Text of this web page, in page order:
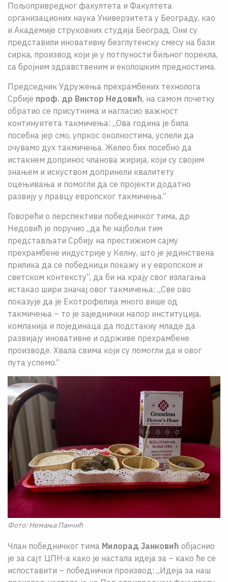
Пољопривредног факултета и Факултета
организационих наука Универзитета у Београду, као
и Академије струковних студија Београд. Они су
представили иновативну безглутенску смесу на бази
сирка, производ који је у потпуности биљног порекла,
са бројним здравственим и еколошким предностима.
Председник Удружења прехрамбених технолога
Србије проф. др Виктор Недовић, на самом почетку
обратио се присутнима и нагласио важност
континуитета такмичења: „Ова година је била
посебна јер смо, упркос околностима, успели да
очувамо дух такмичења. Желео бих посебно да
истакнем допринос чланова жирија, који су својим
знањем и искуством допринели квалитету
оцењивања и помогли да се пројекти додатно
развију у правцу европског такмичења.“
Говорећи о перспективи победничког тима, др
Недовић је поручио „да ће најбољи тим
представљати Србију на престижном сајму
прехрамбене индустрије у Келну, што је јединствена
прилика да се победници покажу и у европском и
светском контексту“, да би на крају свог излагања
истакао шири значај овог такмичења: „Све ово
показује да је Екотрофелија много више од
такмичења – то је заједнички напор институција,
компанија и појединаца да подстакну младе да
развијају иновативне и одрживе прехрамбене
производе. Хвала свима који су помогли да и овог
пута успемо.“
Фото: Немања Панчић
Члан победничког тима Милорад Јанковић објаснио
је за сајт ЦПН-а како је настала идеја за – како ће се
испоставити – победнички производ: „Идеја за наш